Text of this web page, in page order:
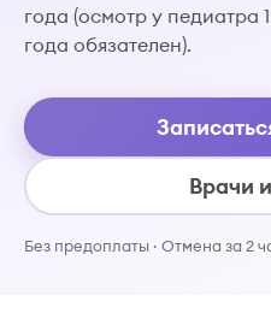
года (осмотр у педиатра
года обязателен).
Врачи
Без предоплаты · Отмена за 2